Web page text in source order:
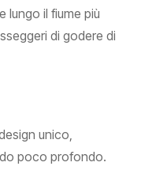
lungo il fiume più
di godere di
unico,
poco profondo.